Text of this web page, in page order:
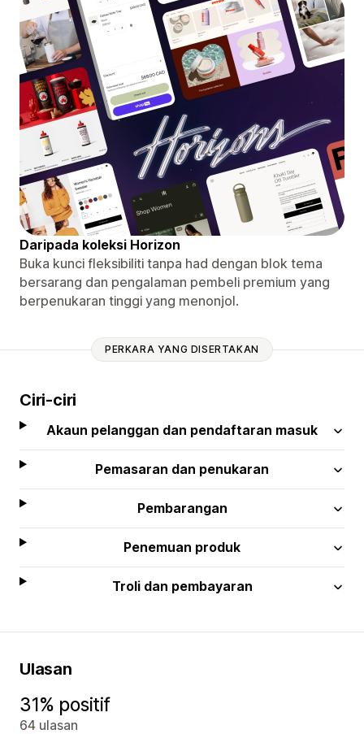
Daripada koleksi Horizon
Buka kunci fleksibiliti tanpa had dengan blok tema
bersarang dan pengalaman pembeli premium yang
berpenukaran tinggi yang menonjol.
PERKARA YANG DISERTAKAN
Ciri-ciri
Akaun pelanggan dan pendaftaran masuk
Pemasaran dan penukaran
Pembarangan
Penemuan produk
Troli dan pembayaran
Ulasan
31% positif
64 ulasan